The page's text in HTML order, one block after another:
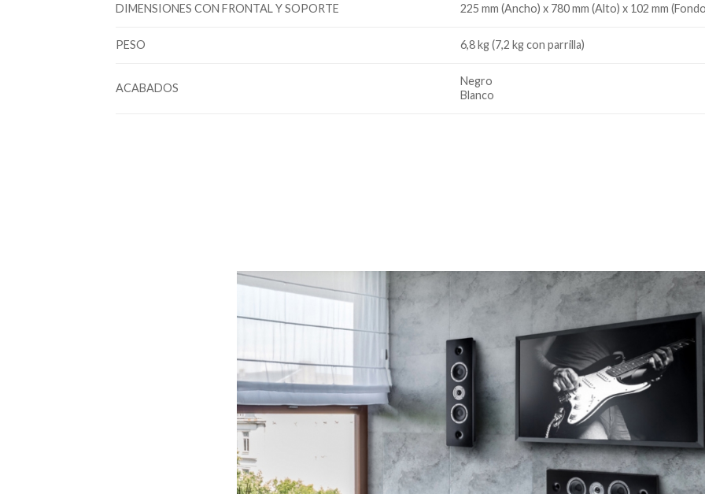
DIMENSIONES CON FRONTAL Y SOPORTE 225 mm (Ancho) x 780 mm (Alto) x 102 mm
PESO 6,8 kg (7,2 kg con parrilla)
ACABADOS
Negro
Blanco